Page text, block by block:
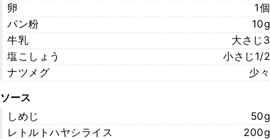
卵
1個
パン粉
10g
牛乳
大さじ3
塩こしょう
小さじ1/2
ナツメグ
少々
ソース
しめじ
50g
レトルトハヤシライス
200g